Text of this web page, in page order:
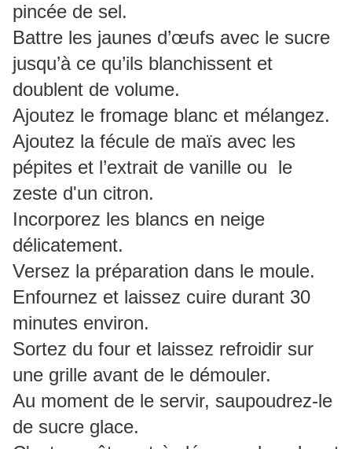
pincée de sel.
Battre les jaunes d’œufs avec le sucre
jusqu’à ce qu’ils blanchissent et
doublent de volume.
Ajoutez le fromage blanc et mélangez.
Ajoutez la fécule de maïs avec les
pépites et l’extrait de vanille ou le
zeste d'un citron.
Incorporez les blancs en neige
délicatement.
Versez la préparation dans le moule.
Enfournez et laissez cuire durant 30
minutes environ.
Sortez du four et laissez refroidir sur
une grille avant de le démouler.
Au moment de le servir, saupoudrez-le
de sucre glace.